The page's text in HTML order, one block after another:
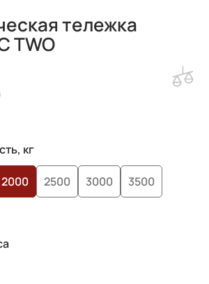
тележка
TWO
кг
2000 2500 3000 3500